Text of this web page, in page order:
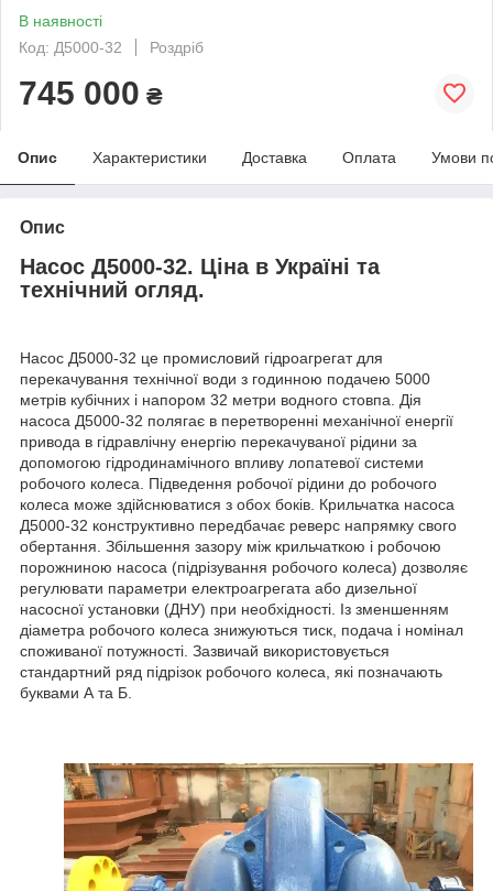
В наявності
Код: Д5000-32
Роздріб
745 000 ₴
Опис Характеристики Доставка Оплата Умови
Опис
Насос Д5000-32. Ціна в Україні та
технічний огляд.
Насос Д5000-32 це промисловий гідроагрегат для
перекачування технічної води з годинною подачею 5000
метрів кубічних і напором 32 метри водного стовпа. Дія
насоса Д5000-32 полягає в перетворенні механічної енергії
привода в гідравлічну енергію перекачуваної рідини за
допомогою гідродинамічного впливу лопатевої системи
робочого колеса. Підведення робочої рідини до робочого
колеса може здійснюватися з обох боків. Крильчатка насоса
Д5000-32 конструктивно передбачає реверс напрямку свого
обертання. Збільшення зазору між крильчаткою і робочою
порожниною насоса (підрізування робочого колеса) дозволяє
регулювати параметри електроагрегата або дизельної
насосної установки (ДНУ) при необхідності. Із зменшенням
діаметра робочого колеса знижуються тиск, подача і номінал
споживаної потужності. Зазвичай використовується
стандартний ряд підрізок робочого колеса, які позначають
буквами А та Б.